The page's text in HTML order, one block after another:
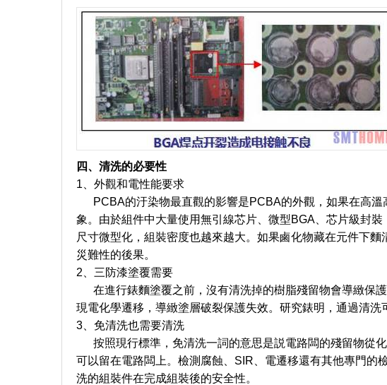
四、清洗的必要性
1、外觀和電性能要求
PCBA的汙染物最直觀的影響是PCBA的外觀，如果在高溫
象。由於組件中大量使用無引線芯片、微型BGA、芯片級封
尺寸微型化，組裝密度也越來越大。如果鹵化物藏在元件下
災難性的後果。
2、三防漆塗覆需要
在進行錶麵塗覆之前，沒有清洗掉的樹脂殘留物會導緻保
現電化學遷移，導緻塗層破裂保護失效。研究錶明，通過清洗
3、免清洗也需要清洗
按照現行標準，免清洗一詞的意思是説電路闆的殘留物從
可以留在電路闆上。檢測腐蝕、SIR、電遷移還有其他專門的
洗的組裝件在完成組裝後的安全性。